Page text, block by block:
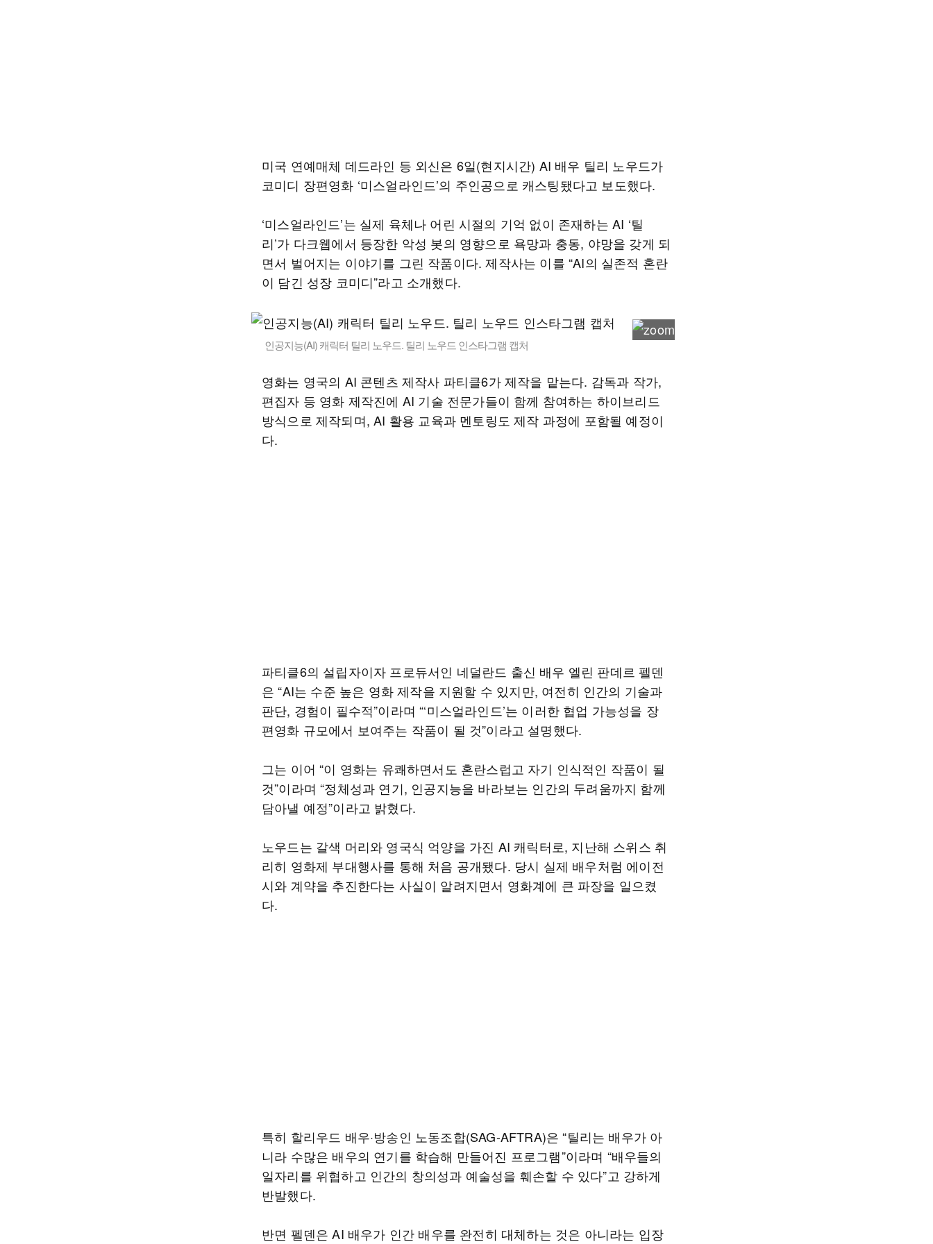
미국 연예매체 데드라인 등 외신은 6일(현지시간) AI 배우 틸리 노우드가
코미디 장편영화 ‘미스얼라인드’의 주인공으로 캐스팅됐다고 보도했다.
‘미스얼라인드’는 실제 육체나 어린 시절의 기억 없이 존재하는 AI ‘틸
리’가 다크웹에서 등장한 악성 봇의 영향으로 욕망과 충동, 야망을 갖게 되
면서 벌어지는 이야기를 그린 작품이다. 제작사는 이를 “AI의 실존적 혼란
이 담긴 성장 코미디”라고 소개했다.
인공지능(AI) 캐릭터 틸리 노우드. 틸리 노우드 인스타그램 캡처
영화는 영국의 AI 콘텐츠 제작사 파티클6가 제작을 맡는다. 감독과 작가,
편집자 등 영화 제작진에 AI 기술 전문가들이 함께 참여하는 하이브리드
방식으로 제작되며, AI 활용 교육과 멘토링도 제작 과정에 포함될 예정이
다.
파티클6의 설립자이자 프로듀서인 네덜란드 출신 배우 엘린 판데르 펠덴
은 “AI는 수준 높은 영화 제작을 지원할 수 있지만, 여전히 인간의 기술과
판단, 경험이 필수적”이라며 “‘미스얼라인드’는 이러한 협업 가능성을 장
편영화 규모에서 보여주는 작품이 될 것”이라고 설명했다.
그는 이어 “이 영화는 유쾌하면서도 혼란스럽고 자기 인식적인 작품이 될
것”이라며 “정체성과 연기, 인공지능을 바라보는 인간의 두려움까지 함께
담아낼 예정”이라고 밝혔다.
노우드는 갈색 머리와 영국식 억양을 가진 AI 캐릭터로, 지난해 스위스 취
리히 영화제 부대행사를 통해 처음 공개됐다. 당시 실제 배우처럼 에이전
시와 계약을 추진한다는 사실이 알려지면서 영화계에 큰 파장을 일으켰
다.
특히 할리우드 배우·방송인 노동조합(SAG-AFTRA)은 “틸리는 배우가 아
니라 수많은 배우의 연기를 학습해 만들어진 프로그램”이라며 “배우들의
일자리를 위협하고 인간의 창의성과 예술성을 훼손할 수 있다”고 강하게
반발했다.
반면 펠덴은 AI 배우가 인간 배우를 완전히 대체하는 것은 아니라는 입장